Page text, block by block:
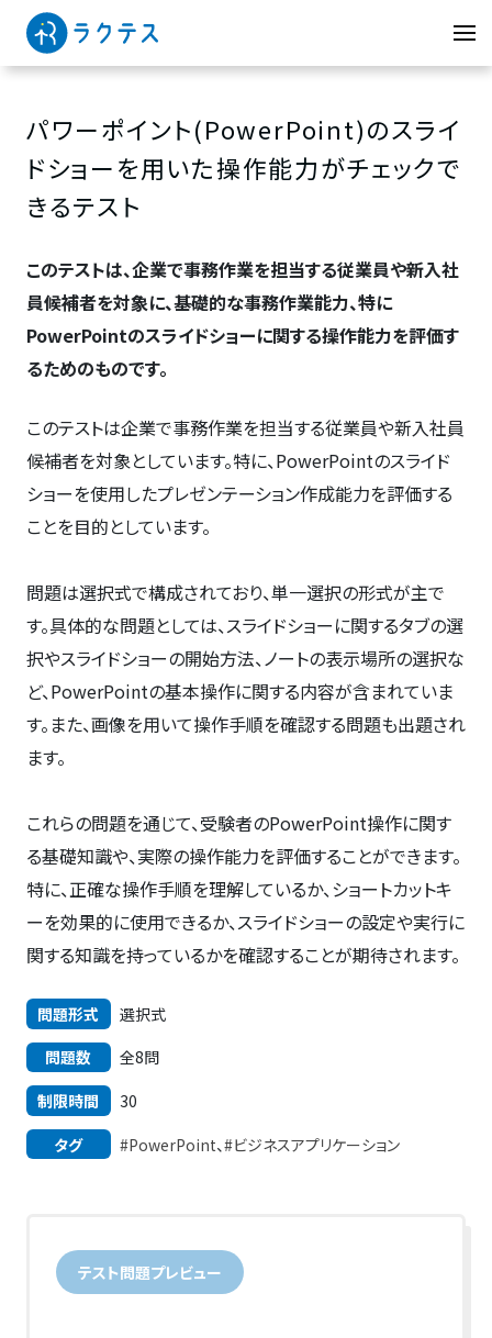
パワーポイント(PowerPoint)のスライ
ドショーを用いた操作能力がチェックで
きるテスト
このテストは、企業で事務作業を担当する従業員や新入社
員候補者を対象に、基礎的な事務作業能力、特に
PowerPointのスライドショーに関する操作能力を評価す
るためのものです。
このテストは企業で事務作業を担当する従業員や新入社員
候補者を対象としています。特に、PowerPointのスライド
ショーを使用したプレゼンテーション作成能力を評価する
ことを目的としています。
問題は選択式で構成されており、単一選択の形式が主で
す。具体的な問題としては、スライドショーに関するタブの選
択やスライドショーの開始方法、ノートの表示場所の選択な
ど、PowerPointの基本操作に関する内容が含まれていま
す。また、画像を用いて操作手順を確認する問題も出題され
ます。
これらの問題を通じて、受験者のPowerPoint操作に関す
る基礎知識や、実際の操作能力を評価することができます。
特に、正確な操作手順を理解しているか、ショートカットキ
ーを効果的に使用できるか、スライドショーの設定や実行に
関する知識を持っているかを確認することが期待されます。
問題形式
選択式
問題数
全8問
制限時間
30
タグ
#PowerPoint、#ビジネスアプリケーション
テスト問題プレビュー